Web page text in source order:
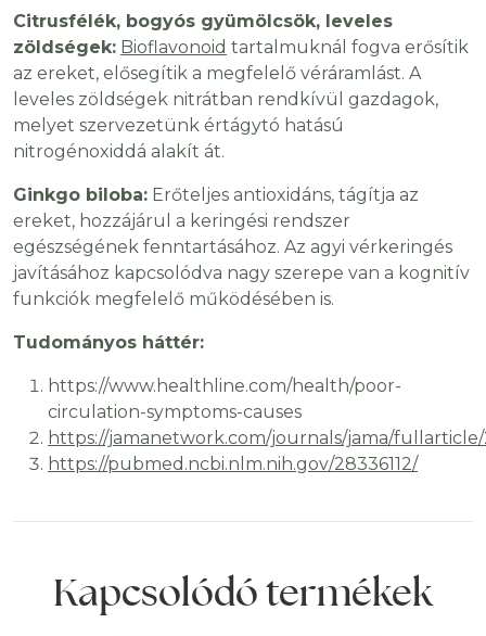
Citrusfélék, bogyós gyümölcsök, leveles
zöldségek: Bioflavonoid tartalmuknál fogva erősítik
az ereket, elősegítik a megfelelő véráramlást. A
leveles zöldségek nitrátban rendkívül gazdagok,
melyet szervezetünk értágytó hatású
nitrogénoxiddá alakít át.
Ginkgo biloba: Erőteljes antioxidáns, tágítja az
ereket, hozzájárul a keringési rendszer
egészségének fenntartásához. Az agyi vérkeringés
javításához kapcsolódva nagy szerepe van a kognitív
funkciók megfelelő működésében is.
Tudományos háttér:
https://www.healthline.com/health/poor-
circulation-symptoms-causes
https://jamanetwork.com/journals/jama/
https://pubmed.ncbi.nlm.nih.gov/28336112/
Kapcsolódó termékek